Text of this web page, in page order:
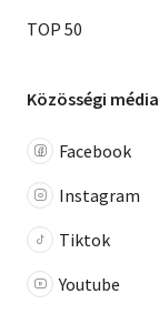
TOP 50
Közösségi média
Facebook
Instagram
Tiktok
Youtube